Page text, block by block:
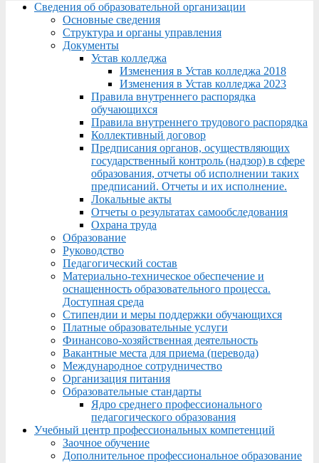
Menu
Сведения об образовательной организации
Основные сведения
Структура и органы управления
Документы
Устав колледжа
Изменения в Устав колледжа 2018
Изменения в Устав колледжа 2023
Правила внутреннего распорядка
обучающихся
Правила внутреннего трудового распорядка
Коллективный договор
Предписания органов, осуществляющих
государственный контроль (надзор) в сфере
образования, отчеты об исполнении таких
предписаний. Отчеты и их исполнение.
Локальные акты
Отчеты о результатах самообследования
Охрана труда
Образование
Руководство
Педагогический состав
Материально-техническое обеспечение и
оснащенность образовательного процесса.
Доступная среда
Стипендии и меры поддержки обучающихся
Платные образовательные услуги
Финансово-хозяйственная деятельность
Вакантные места для приема (перевода)
Международное сотрудничество
Организация питания
Образовательные стандарты
Ядро среднего профессионального
педагогического образования
Учебный центр профессиональных компетенций
Заочное обучение
Дополнительное профессиональное образование